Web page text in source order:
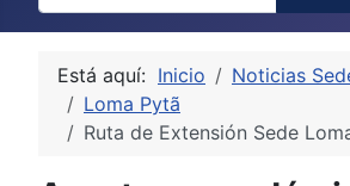
Type 2 or more characters for
Está aquí: Inicio
Noticias
Loma Pytã
Ruta de Extensión Sede